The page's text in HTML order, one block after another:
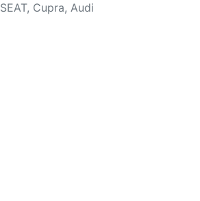
SEAT, Cupra, Audi